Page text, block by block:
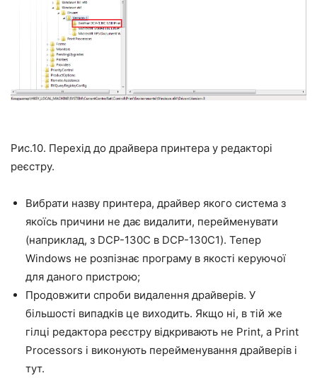
Рис.10. Перехід до драйвера принтера у редакторі
реєстру.
Вибрати назву принтера, драйвер якого система з
якоїсь причини не дає видалити, перейменувати
(наприклад, з DCP-130C в DCP-130C1). Тепер
Windows не розпізнає програму в якості керуючої
для даного пристрою;
Продовжити спроби видалення драйверів. У
більшості випадків це виходить. Якщо ні, в тій же
гілці редактора реєстру відкривають не Print, а Print
Processors і виконують перейменування драйверів і
тут.